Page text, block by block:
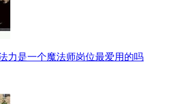
力是一个魔法师岗位最爱用的吗